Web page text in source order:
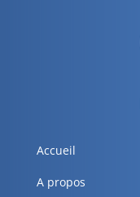
Accueil
A propos